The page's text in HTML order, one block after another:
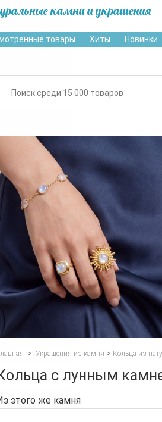
камни и украшения
товары Хиты Новинки
> Украшения из камня > Кольца из
с лунным
этого же камня